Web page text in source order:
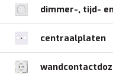
dimmer-, tijd-
centraalplaten